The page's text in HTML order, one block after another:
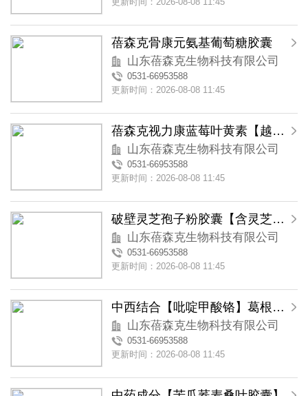
蓓森克骨康元氨基葡萄糖胶囊
山东蓓森克生物科技有限公司
0531-66953588
更新时间：2026-08-08 11:45
蓓森克视力康蓝莓叶黄素【越橘叶黄素】软胶囊
山东蓓森克生物科技有限公司
0531-66953588
更新时间：2026-08-08 11:45
破壁灵芝孢子粉胶囊【含灵芝三萜类物质】
山东蓓森克生物科技有限公司
0531-66953588
更新时间：2026-08-08 11:45
中西结合【吡啶甲酸铬】葛根苦瓜铬胶囊
山东蓓森克生物科技有限公司
0531-66953588
更新时间：2026-08-08 11:45